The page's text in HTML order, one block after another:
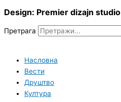
Design: Premier dizajn studio
Претрага
Насловна
Вести
Друштво
Култура